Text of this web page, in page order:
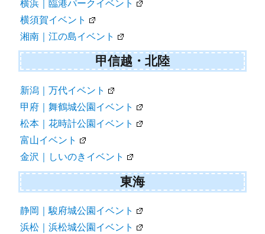
横浜｜臨港パークイベント
横須賀イベント
湘南｜江の島イベント
甲信越・北陸
新潟｜万代イベント
甲府｜舞鶴城公園イベント
松本｜花時計公園イベント
富山イベント
金沢｜しいのきイベント
東海
静岡｜駿府城公園イベント
浜松｜浜松城公園イベント